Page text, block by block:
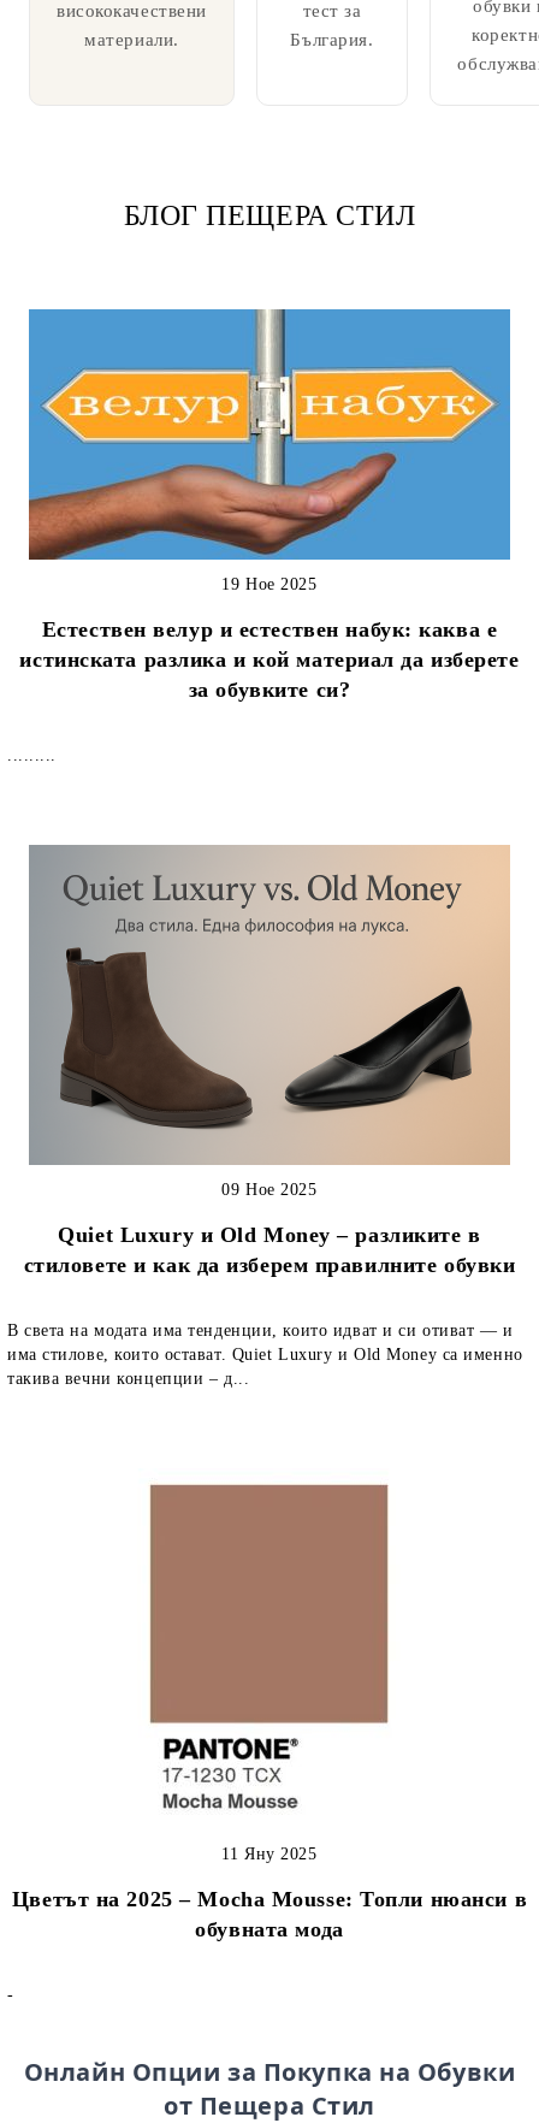
висококачествени
материали.
тест за
България.
обувки
БЛОГ ПЕЩЕРА СТИЛ
Естествен велур и естествен набук: каква е
истинската разлика и кой материал да изберете
за обувките си?
19 Ное 2025
Quiet Luxury и Old Money – разликите в
стиловете и как да изберем правилните обувки
09 Ное 2025
В света на модата има тенденции, които идват и си отиват — и
има стилове, които остават. Quiet Luxury и Old Money са именно
такива вечни концепции – д...
Цветът на 2025 – Mocha Mousse: Топли нюанси в
обувната мода
11 Яну 2025
-
Онлайн Опции за Покупка на Обувки
от Пещера Стил